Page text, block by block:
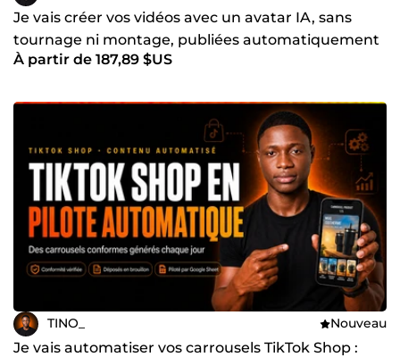
Je vais créer vos vidéos avec un avatar IA, sans
tournage ni montage, publiées automatiquement
À partir de 187,89 $US
TINO_ Nouveau
Je vais automatiser vos carrousels TikTok Shop :